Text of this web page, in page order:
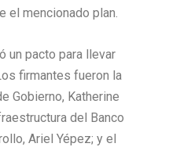
el mencionado plan.
un pacto para llevar
firmantes fueron la
Gobierno, Katherine
del Banco
Ariel Yépez; y el